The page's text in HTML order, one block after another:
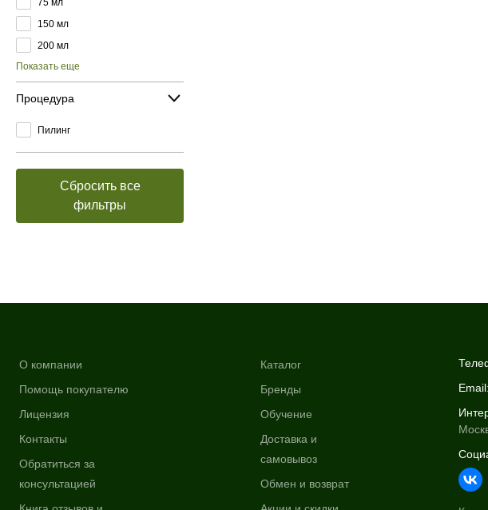
150 мл
200 мл
Показать еще
Процедура
Пилинг
Сбросить все
фильтры
О компании
Помощь покупателю
Лицензия
Контакты
Обратиться за
консультацией
Каталог
Бренды
Обучение
Доставка и
самовывоз
Обмен и возврат
Email: